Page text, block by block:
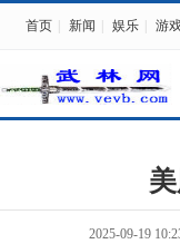
首页 新闻 娱乐 游
2025-09-19